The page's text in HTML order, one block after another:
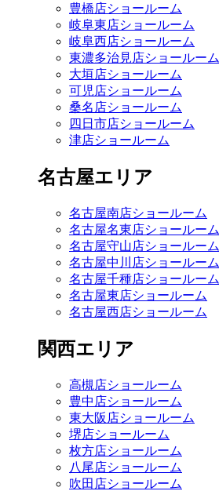
豊橋店ショールーム
岐阜東店ショールーム
岐阜西店ショールーム
東濃多治見店ショールーム
大垣店ショールーム
可児店ショールーム
桑名店ショールーム
四日市店ショールーム
津店ショールーム
名古屋エリア
名古屋南店ショールーム
名古屋名東店ショールーム
名古屋守山店ショールーム
名古屋中川店ショールーム
名古屋千種店ショールーム
名古屋東店ショールーム
名古屋西店ショールーム
関西エリア
高槻店ショールーム
豊中店ショールーム
東大阪店ショールーム
堺店ショールーム
枚方店ショールーム
八尾店ショールーム
吹田店ショールーム